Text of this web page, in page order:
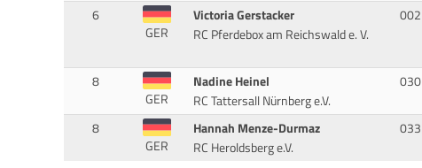
6
GER
Victoria Gerstacker
RC Pferdebox am Reichswald e. V.
002
8
GER
Nadine Heinel
RC Tattersall Nürnberg e.V.
030
8
GER
Hannah Menze-Durmaz
RC Heroldsberg e.V.
033